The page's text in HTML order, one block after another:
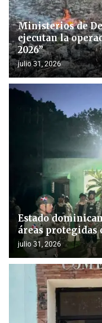
Ministerios de
ejecutan la
2026”
julio 31, 2026
Estado
áreas protegidas
julio 31, 2026